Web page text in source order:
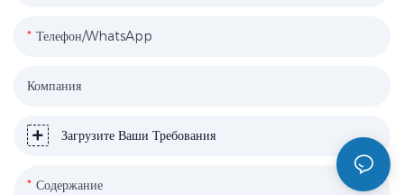
Телефон/WhatsApp
Компания
Загрузите Ваши Требования
Содержание